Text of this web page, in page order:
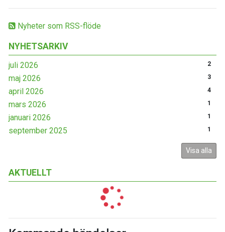
Nyheter som RSS-flöde
NYHETSARKIV
juli 2026 2
maj 2026 3
april 2026 4
mars 2026 1
januari 2026 1
september 2025 1
Visa alla
AKTUELLT